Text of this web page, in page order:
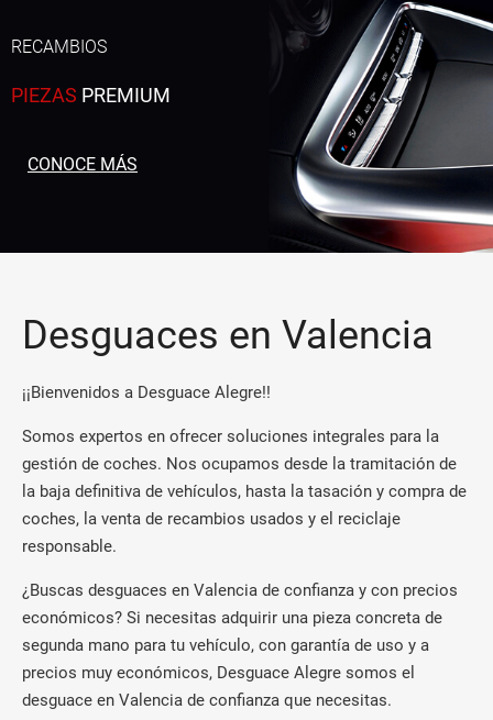
RECAMBIOS
PIEZAS PREMIUM
CONOCE MÁS
Desguaces en Valencia
¡¡Bienvenidos a Desguace Alegre!!
Somos expertos en ofrecer soluciones integrales para la
gestión de coches. Nos ocupamos desde la tramitación de
la baja definitiva de vehículos, hasta la tasación y compra de
coches, la venta de recambios usados y el reciclaje
responsable.
¿Buscas desguaces en Valencia de confianza y con precios
económicos? Si necesitas adquirir una pieza concreta de
segunda mano para tu vehículo, con garantía de uso y a
precios muy económicos, Desguace Alegre somos el
desguace en Valencia de confianza que necesitas.